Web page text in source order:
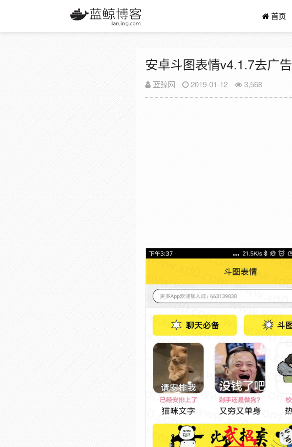
首页
安卓斗图表情v4.1.7去广告
蓝鲸网 2019-01-12 3,568